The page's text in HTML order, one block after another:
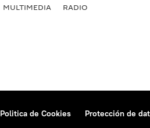
MULTIMEDIA RADIO
Politica de Cookies Protección de